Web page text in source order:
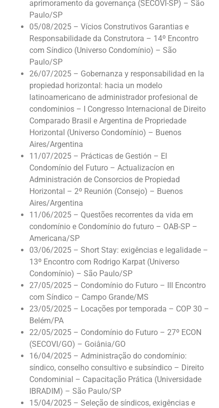
aprimoramento da governança (SECOVI-SP) – São
Paulo/SP
05/08/2025 – Vícios Construtivos Garantias e
Responsabilidade da Construtora – 14º Encontro
com Síndico (Universo Condomínio) – São
Paulo/SP
26/07/2025 – Gobernanza y responsabilidad en la
propiedad horizontal: hacia un modelo
latinoamericano de administrador profesional de
condominios – I Congresso Internacional de Direito
Comparado Brasil e Argentina de Propriedade
Horizontal (Universo Condomínio) – Buenos
Aires/Argentina
11/07/2025 – Prácticas de Gestión – El
Condomínio del Futuro – Actualizacíon en
Administración de Consorcios de Propiedad
Horizontal – 2º Reunión (Consejo) – Buenos
Aires/Argentina
11/06/2025 – Questões recorrentes da vida em
condomínio e Condomínio do futuro – OAB-SP –
Americana/SP
03/06/2025 – Short Stay: exigências e legalidade –
13º Encontro com Rodrigo Karpat (Universo
Condomínio) – São Paulo/SP
27/05/2025 – Condomínio do Futuro – III Encontro
com Síndico – Campo Grande/MS
23/05/2025 – Locações por temporada – COP 30 –
Belém/PA
22/05/2025 – Condomínio do Futuro – 27º ECON
(SECOVI/GO) – Goiânia/GO
16/04/2025 – Administração do condomínio:
síndico, conselho consultivo e subsíndico – Direito
Condominial – Capacitação Prática (Universidade
IBRADIM) – São Paulo/SP
15/04/2025 – Seleção de síndicos, exigências e